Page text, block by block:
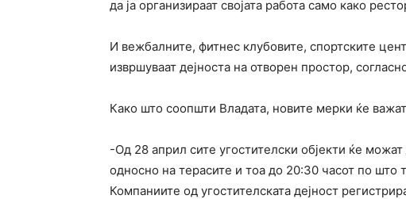
да ја организираат својата работа само како
И вежбалните, фитнес клубовите, спортските
извршуваат дејноста на отворен простор,
Како што соопшти Владата, новите мерки ќе
-Од 28 април сите угостителски објекти ќе
односно на терасите и тоа до 20:30 часот по што
Компаниите од угостителската дејност